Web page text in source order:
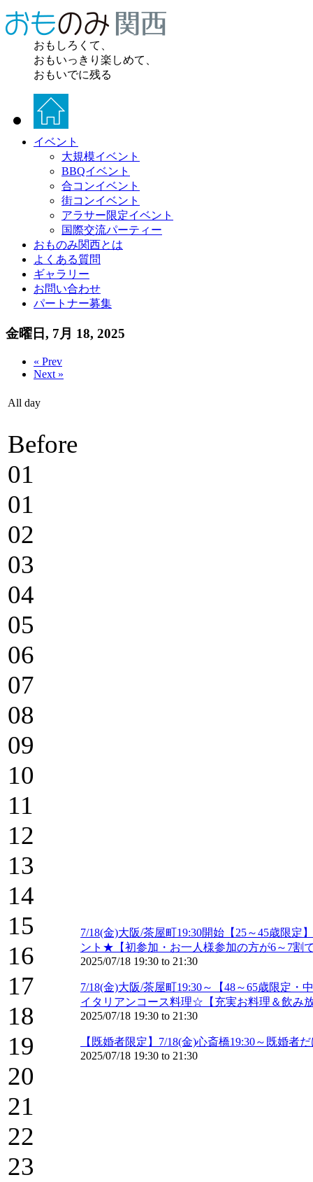
おもしろくて、
おもいっきり楽しめて、
おもいでに残る
イベント
大規模イベント
BBQイベント
合コンイベント
街コンイベント
アラサー限定イベント
国際交流パーティー
おものみ関西とは
よくある質問
ギャラリー
お問い合わせ
パートナー募集
金曜日, 7月 18, 2025
« Prev
Next »
All day
Before
01
01
02
03
04
05
06
07
08
09
10
11
12
13
14
15
16
17
18
19
20
21
22
23
7/18(金)大阪/茶屋町19:30開始【25～45歳限
ント★【初参加・お一人様参加の方が6～7割
2025/07/18 19:30 to 21:30
7/18(金)大阪/茶屋町19:30～【48～65歳限定
イタリアンコース料理☆【充実お料理＆飲み
2025/07/18 19:30 to 21:30
【既婚者限定】7/18(金)心斎橋19:30～既婚
2025/07/18 19:30 to 21:30